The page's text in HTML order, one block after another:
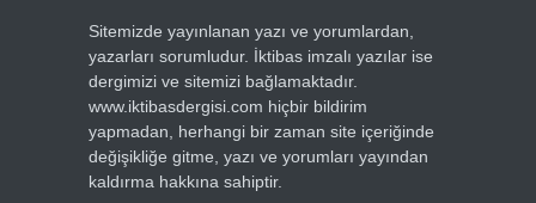
Sitemizde yayınlanan yazı ve yorumlardan,
yazarları sorumludur. İktibas imzalı yazılar ise
dergimizi ve sitemizi bağlamaktadır.
www.iktibasdergisi.com hiçbir bildirim
yapmadan, herhangi bir zaman site içeriğinde
değişikliğe gitme, yazı ve yorumları yayından
kaldırma hakkına sahiptir.